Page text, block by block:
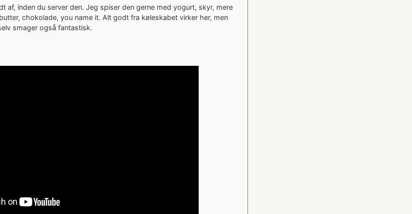
af, inden du server den. Jeg spiser den gerne med yogurt, skyr, mere
chokolade, you name it. Alt godt fra køleskabet virker her, men
smager også fantastisk.